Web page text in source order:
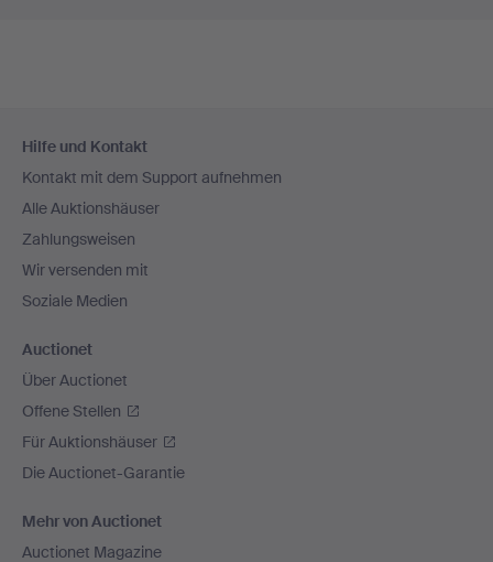
Navigation
Hilfe und Kontakt
Kontakt mit dem Support aufnehmen
Alle Auktionshäuser
Zahlungsweisen
Wir versenden mit
Soziale Medien
Auctionet
Über Auctionet
Offene Stellen
Für Auktionshäuser
Die Auctionet-Garantie
Mehr von Auctionet
Auctionet Magazine